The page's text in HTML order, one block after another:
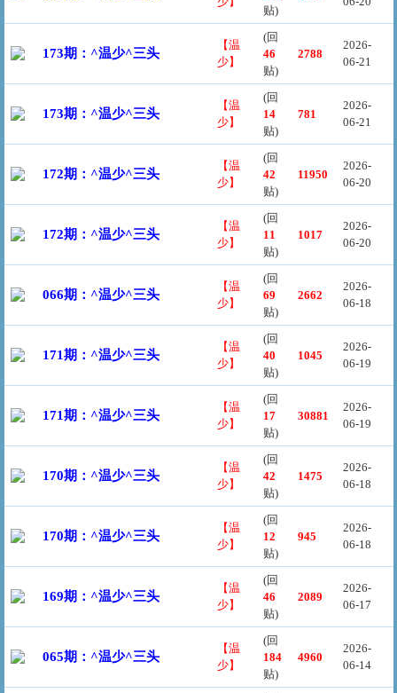
贴)
173期：^温少^三头
【温
少】
(回
46
贴)
2788
2026-
06-21
173期：^温少^三头
【温
少】
(回
14
贴)
781
2026-
06-21
172期：^温少^三头
【温
少】
(回
42
贴)
11950
2026-
06-20
172期：^温少^三头
【温
少】
(回
11
贴)
1017
2026-
06-20
066期：^温少^三头
【温
少】
(回
69
贴)
2662
2026-
06-18
171期：^温少^三头
【温
少】
(回
40
贴)
1045
2026-
06-19
171期：^温少^三头
【温
少】
(回
17
贴)
30881
2026-
06-19
170期：^温少^三头
【温
少】
(回
42
贴)
1475
2026-
06-18
170期：^温少^三头
【温
少】
(回
12
贴)
945
2026-
06-18
169期：^温少^三头
【温
少】
(回
46
贴)
2089
2026-
06-17
065期：^温少^三头
【温
少】
(回
184
贴)
4960
2026-
06-14